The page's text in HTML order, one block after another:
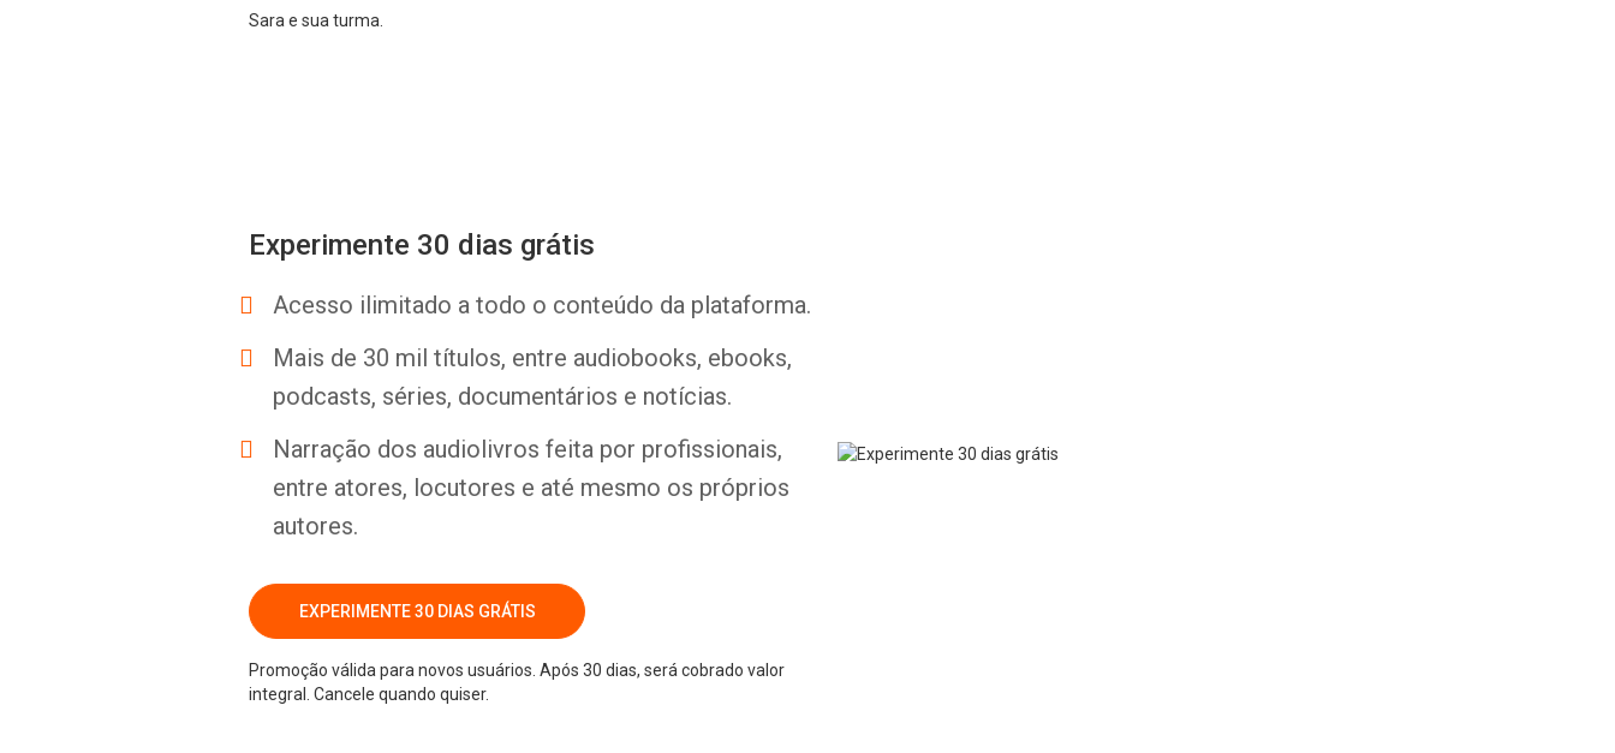
Sara e sua turma.
Experimente 30 dias grátis
Acesso ilimitado a todo o conteúdo da plataforma.
Mais de 30 mil títulos, entre audiobooks, ebooks,
podcasts, séries, documentários e notícias.
Narração dos audiolivros feita por profissionais,
entre atores, locutores e até mesmo os próprios
autores.
EXPERIMENTE 30 DIAS GRÁTIS
Promoção válida para novos usuários. Após 30 dias, será cobrado valor
integral. Cancele quando quiser.